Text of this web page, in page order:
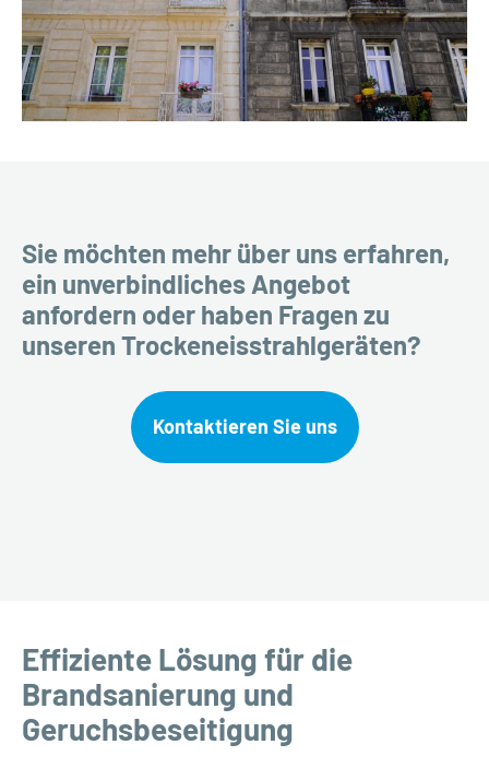
Sie möchten mehr über uns erfahren,
ein unverbindliches Angebot
anfordern oder haben Fragen zu
unseren Trockeneisstrahlgeräten?
Kontaktieren Sie uns
Effiziente Lösung für die
Brandsanierung und
Geruchsbeseitigung